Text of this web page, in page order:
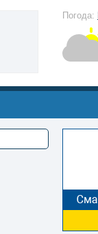
Погода: